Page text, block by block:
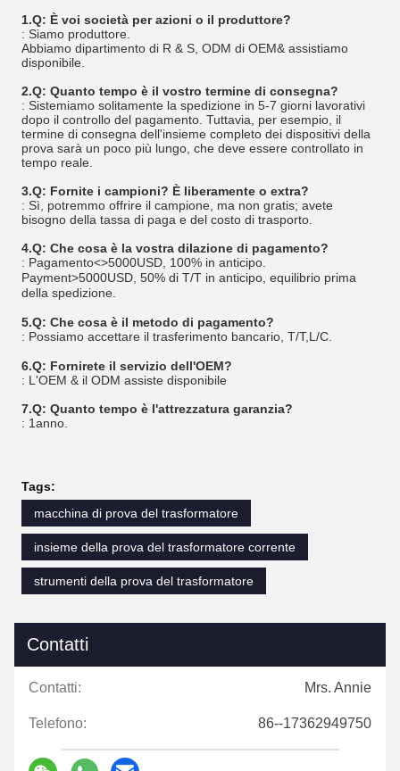
1.Q: È voi società per azioni o il produttore?
: Siamo produttore.
Abbiamo dipartimento di R & S, ODM di OEM& assistiamo
disponibile.
2.Q: Quanto tempo è il vostro termine di consegna?
: Sistemiamo solitamente la spedizione in 5-7 giorni lavorativi
dopo il controllo del pagamento. Tuttavia, per esempio, il
termine di consegna dell'insieme completo dei dispositivi della
prova sarà un poco più lungo, che deve essere controllato in
tempo reale.
3.Q: Fornite i campioni? È liberamente o extra?
: Sì, potremmo offrire il campione, ma non gratis; avete
bisogno della tassa di paga e del costo di trasporto.
4.Q: Che cosa è la vostra dilazione di pagamento?
: Pagamento<>5000USD, 100% in anticipo.
Payment>5000USD, 50% di T/T in anticipo, equilibrio prima
della spedizione.
5.Q: Che cosa è il metodo di pagamento?
: Possiamo accettare il trasferimento bancario, T/T,L/C.
6.Q: Fornirete il servizio dell'OEM?
: L'OEM & il ODM assiste disponibile
7.Q: Quanto tempo è l'attrezzatura garanzia?
: 1anno.
Tags:
macchina di prova del trasformatore
insieme della prova del trasformatore corrente
strumenti della prova del trasformatore
Contatti
Contatti: Mrs. Annie
Telefono: 86--17362949750